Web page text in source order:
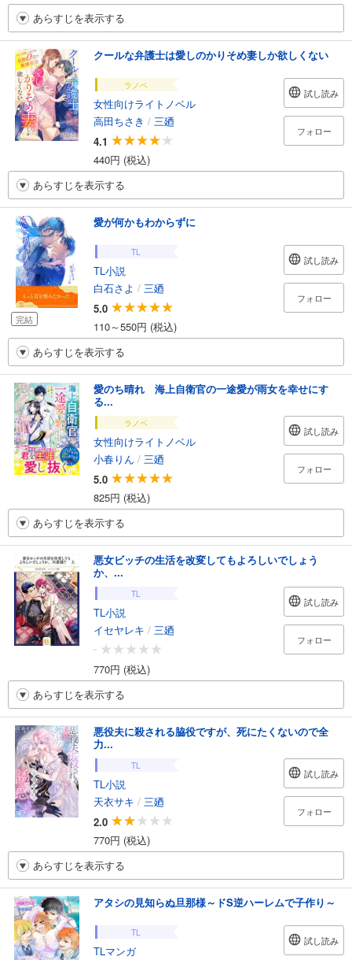
あらすじを表示する
クールな弁護士は愛しのかりそめ妻しか欲しくない
ラノベ
女性向けライトノベル
高田ちさき / 三廼
4.1
440円 (税込)
試し読み
フォロー
あらすじを表示する
完結
愛が何かもわからずに
TL
TL小説
白石さよ / 三廼
5.0
110～550円 (税込)
試し読み
フォロー
あらすじを表示する
愛のち晴れ 海上自衛官の一途愛が雨女を幸せにす
る...
ラノベ
女性向けライトノベル
小春りん / 三廼
5.0
825円 (税込)
試し読み
フォロー
あらすじを表示する
悪女ビッチの生活を改変してもよろしいでしょう
か、...
TL
TL小説
イセヤレキ / 三廼
-
770円 (税込)
試し読み
フォロー
あらすじを表示する
悪役夫に殺される脇役ですが、死にたくないので全
力...
TL
TL小説
天衣サキ / 三廼
2.0
770円 (税込)
試し読み
フォロー
あらすじを表示する
アタシの見知らぬ旦那様～ドS逆ハーレムで子作り～
TL
TLマンガ
試し読み